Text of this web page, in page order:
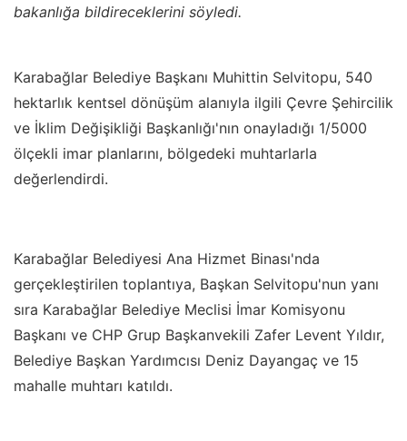
bakanlığa bildireceklerini söyledi.
Karabağlar Belediye Başkanı Muhittin Selvitopu, 540
hektarlık kentsel dönüşüm alanıyla ilgili Çevre Şehircilik
ve İklim Değişikliği Başkanlığı'nın onayladığı 1/5000
ölçekli imar planlarını, bölgedeki muhtarlarla
değerlendirdi.
Karabağlar Belediyesi Ana Hizmet Binası'nda
gerçekleştirilen toplantıya, Başkan Selvitopu'nun yanı
sıra Karabağlar Belediye Meclisi İmar Komisyonu
Başkanı ve CHP Grup Başkanvekili Zafer Levent Yıldır,
Belediye Başkan Yardımcısı Deniz Dayangaç ve 15
mahalle muhtarı katıldı.